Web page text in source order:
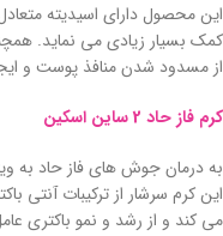
کمک بسیار زیادی می نماید.
از مسدود شدن منافذ پوست و
کرم فاز حاد 2 ساین اسکین
به درمان جوش های فاز حاد به
این کرم سرشار از ترکیبات آنتی
می کند و از رشد و نمو باکتری